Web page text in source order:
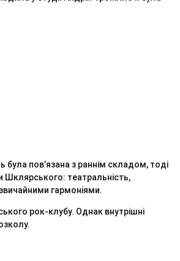
була пов’язана з раннім складом, тоді
Шклярського: театральність,
гармоніями.
рок-клубу. Однак внутрішні